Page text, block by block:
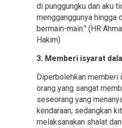
di punggungku dan aku
mengganggunya hingga
bermain-main." (HR
Hakim)
3. Memberi isyarat
Diperbolehkan memberi
orang yang sangat
seseorang yang
kendaraan, sedangkan
melaksanakan shalat